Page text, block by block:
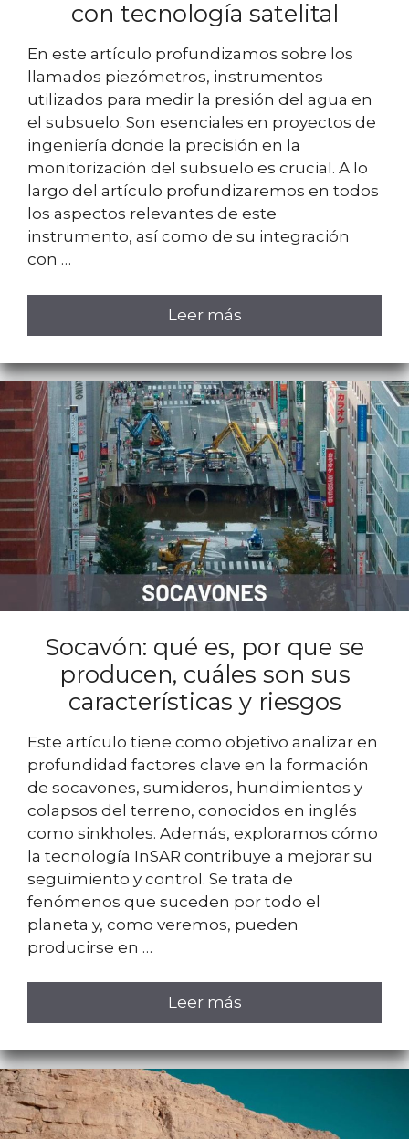
con tecnología satelital
En este artículo profundizamos sobre los
llamados piezómetros, instrumentos
utilizados para medir la presión del agua en
el subsuelo. Son esenciales en proyectos de
ingeniería donde la precisión en la
monitorización del subsuelo es crucial. A lo
largo del artículo profundizaremos en todos
los aspectos relevantes de este
instrumento, así como de su integración
con …
Leer más
Socavón: qué es, por que se
producen, cuáles son sus
características y riesgos
Este artículo tiene como objetivo analizar en
profundidad factores clave en la formación
de socavones, sumideros, hundimientos y
colapsos del terreno, conocidos en inglés
como sinkholes. Además, exploramos cómo
la tecnología InSAR contribuye a mejorar su
seguimiento y control. Se trata de
fenómenos que suceden por todo el
planeta y, como veremos, pueden
producirse en …
Leer más